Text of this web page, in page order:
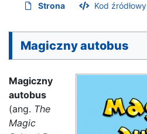
Strona Kod źródłowy
Magiczny autobus
Magiczny
autobus
(ang. The
Magic